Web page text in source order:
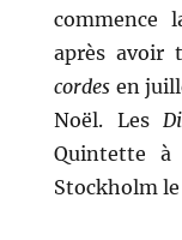
commence
après avoir
cordesen
Noël. Les
Quintette
Stockholm